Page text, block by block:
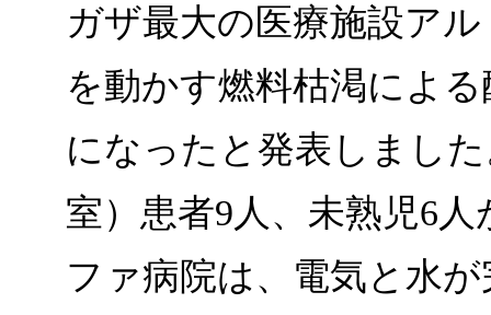
ガザ最大の医療施設ア
を動かす燃料枯渇によ
になったと発表しまし
室）患者9人、未熟児6
ファ病院は、電気と水